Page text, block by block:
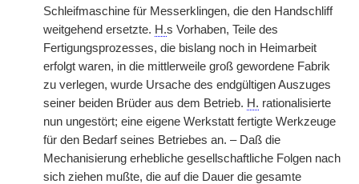
Schleifmaschine für Messerklingen, die den Handschliff
weitgehend ersetzte. H.s Vorhaben, Teile des
Fertigungsprozesses, die bislang noch in Heimarbeit
erfolgt waren, in die mittlerweile groß gewordene Fabrik
zu verlegen, wurde Ursache des endgültigen Auszuges
seiner beiden Brüder aus dem Betrieb. H. rationalisierte
nun ungestört; eine eigene Werkstatt fertigte Werkzeuge
für den Bedarf seines Betriebes an. – Daß die
Mechanisierung erhebliche gesellschaftliche Folgen nach
sich ziehen mußte, die auf die Dauer die gesamte